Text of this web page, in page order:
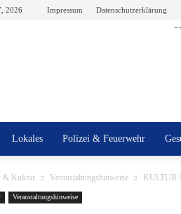
2026 Impressum Datenschutzerklärung
Lokales Polizei & Feuerwehr
& Kuktur Veranstaltungshinweise KULTUR
Veranstaltungshinweise